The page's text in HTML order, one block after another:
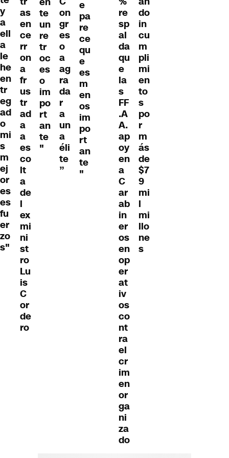
y
a
ell
a
le
he
en
tr
eg
ad
o
mi
s
m
ej
or
es
es
fu
er
zo
s"
as
en
ce
rr
on
a
fr
us
tr
ad
a
a
es
co
lt
a
de
l
ex
mi
ni
st
ro
Lu
is
C
or
de
ro
te
un
re
tr
oc
es
o
im
po
rt
an
te
"
on
gr
es
o
a
ag
ra
da
r
a
un
a
éli
te
”
e
pa
re
ce
qu
e
es
m
en
os
im
po
rt
an
te
"
re
sp
al
da
qu
e
la
s
FF
.A
A.
ap
oy
en
a
C
ar
ab
in
er
os
en
op
er
at
iv
os
co
nt
ra
el
cr
im
en
or
ga
ni
za
do
do
in
cu
m
pli
mi
en
to
s
po
r
m
ás
de
$7
9
mi
l
mi
llo
ne
s